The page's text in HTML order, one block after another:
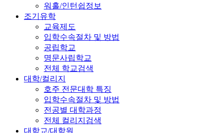
워홀/인턴쉽정보
조기유학
교육제도
입학수속절차 및 방법
공립학교
명문사립학교
전체 학교검색
대학/컬리지
호주 전문대학 특징
입학수속절차 및 방법
전공별 대학과정
전체 컬리지검색
대학교/대학원